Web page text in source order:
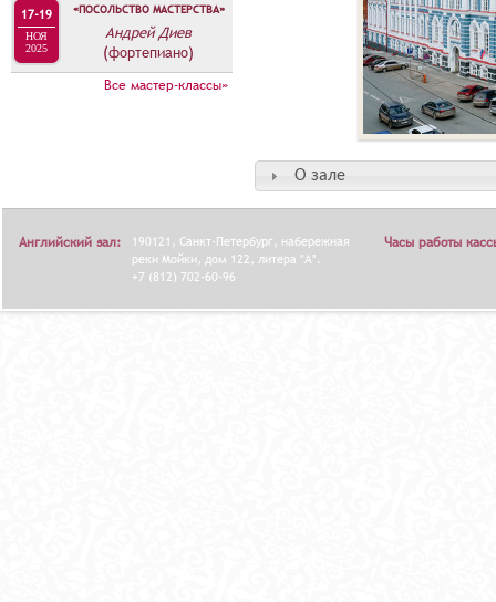
О зале
17-19
НОЯ
2025
«ПОСОЛЬСТВО МАСТЕРСТВА»
Андрей Диев
(фортепиано)
Все мастер-классы»
Английский зал:
190121, Санкт-Петербург, набережная
реки Мойки, дом 122, литера "А".
+7 (812) 702-60-96
Часы работы